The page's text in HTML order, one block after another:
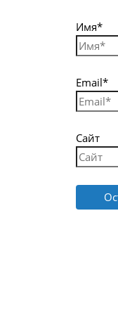
Имя*
Email*
Сайт